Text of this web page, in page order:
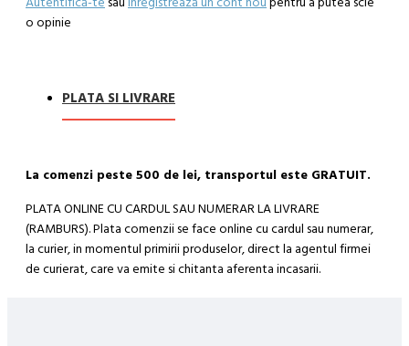
o opinie
PLATA SI LIVRARE
La comenzi peste 500 de lei, transportul este GRATUIT.
PLATA ONLINE CU CARDUL SAU NUMERAR LA LIVRARE
(RAMBURS). Plata comenzii se face online cu cardul sau numerar,
la curier, in momentul primirii produselor, direct la agentul firmei
de curierat, care va emite si chitanta aferenta incasarii.